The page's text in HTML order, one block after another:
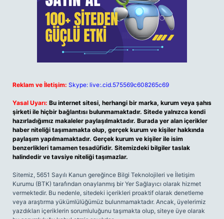
Reklam ve İletişim: Skype: live:.cid.575569c608265c69
Yasal Uyarı: Bu internet sitesi, herhangi bir marka, kurum veya şahıs
şirketi ile hiçbir bağlantısı bulunmamaktadır. Sitede yalnızca kendi
hazırladığımız makaleler paylaşılmaktadır. Burada yer alan içerikler
haber niteliği taşımamakta olup, gerçek kurum ve kişiler hakkında
paylaşım yapılmamaktadır. Gerçek kurum ve kişiler ile isim
benzerlikleri tamamen tesadüfidir. Sitemizdeki bilgiler taslak
halindedir ve tavsiye niteliği taşımazlar.
Sitemiz, 5651 Sayılı Kanun gereğince Bilgi Teknolojileri ve İletişim
Kurumu (BTK) tarafından onaylanmış bir Yer Sağlayıcı olarak hizmet
vermektedir. Bu nedenle, sitedeki içerikleri proaktif olarak denetleme
veya araştırma yükümlülüğümüz bulunmamaktadır. Ancak, üyelerimiz
yazdıkları içeriklerin sorumluluğunu taşımakta olup, siteye üye olarak